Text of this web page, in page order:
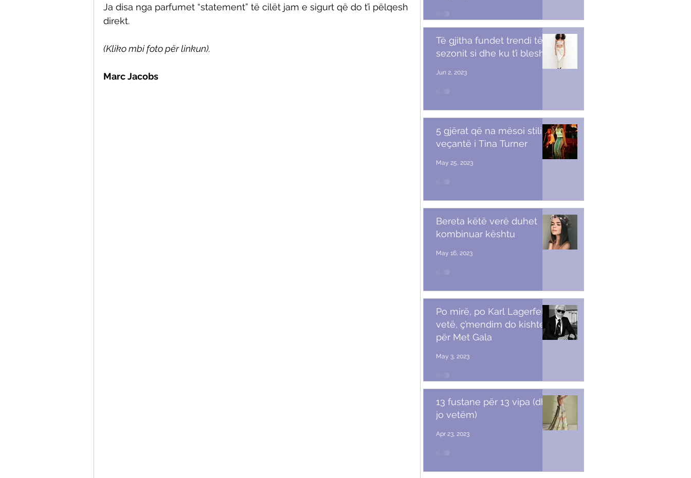
Ja disa nga parfumet “statement” të cilët jam e sigurt që do t’i pëlqesh
direkt.
(Kliko mbi foto për linkun).
Marc Jacobs
Të gjitha fundet trendi të
sezonit si dhe ku t’i blesh
Jun 2, 2023
5 gjërat që na mësoi stili i
veçantë i Tina Turner
May 25, 2023
Bereta këtë verë duhet
kombinuar kështu
May 16, 2023
Po mirë, po Karl Lagerfeld
vetë, ç’mendim do kishte
për Met Gala
May 3, 2023
13 fustane për 13 vipa (dhe
jo vetëm)
Apr 23, 2023